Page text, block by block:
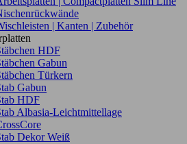
| Kanten | Zubehör
HDF
Gabun
Türkern
Gabun
HDF
Albasia-Leichtmittellage
Dekor Weiß